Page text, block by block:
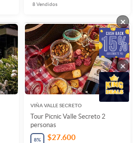
8Vendidos
VIÑA VALLE SECRETO
Tour Picnic Valle Secreto 2
personas
8% $27.600
×
×